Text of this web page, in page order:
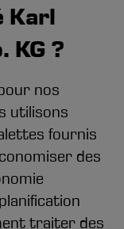
Karl
KG ?
nos
utilisons
fournis
des
traiter des